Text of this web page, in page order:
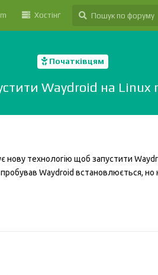
Хостінґ
Початківцям
Waydroid на Linux
технологію щоб запустити
Waydroid встановлюється, но